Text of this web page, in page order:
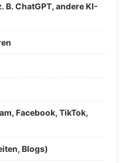
ChatGPT, andere KI-
Facebook, TikTok,
Blogs)